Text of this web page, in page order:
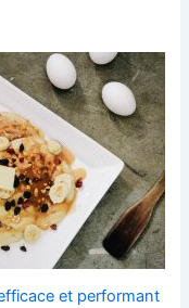
et performant